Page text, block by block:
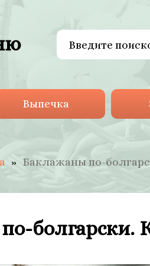
Выпечка
Баклажаны по-
болгарски.